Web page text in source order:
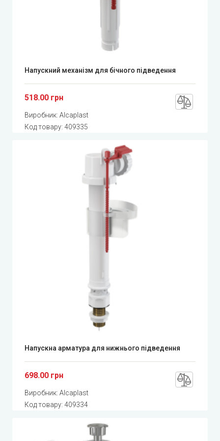
Напускний механізм для бічного підведення
518.00 грн
Виробник: Alcaplast
Код товару: 409335
Напускна арматура для нижнього підведення
698.00 грн
Виробник: Alcaplast
Код товару: 409334